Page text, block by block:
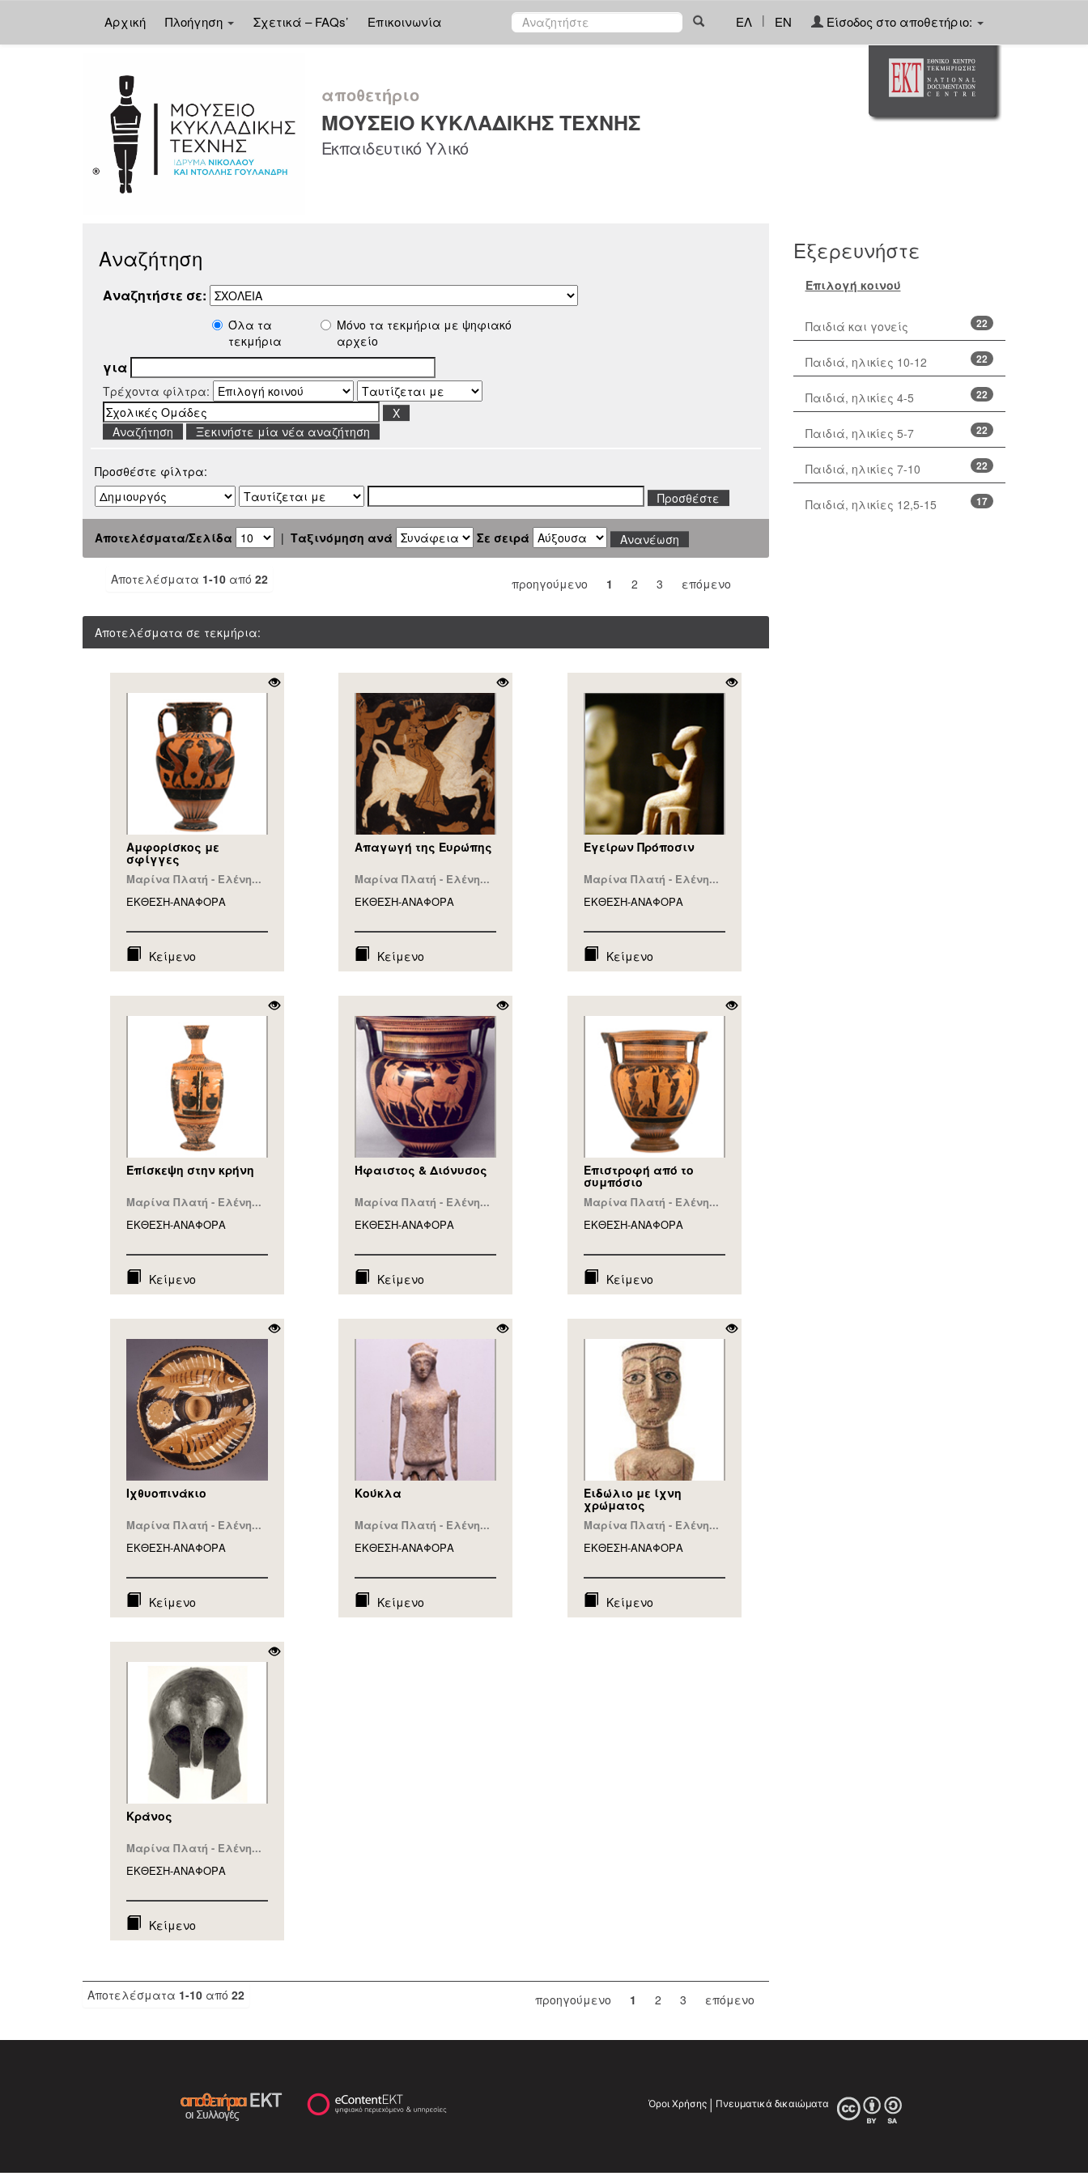
Αρχική Πλοήγηση Σχετικά – FAQs’ Επικοινωνία ΕΛ | EN Είσοδος στο αποθετήριο:
αποθετήριο
ΜΟΥΣΕΙΟ ΚΥΚΛΑΔΙΚΗΣ ΤΕΧΝΗΣ
Εκπαιδευτικό Υλικό
Αναζήτηση
Αναζητήστε σε:
Όλα τα
τεκμήρια
Μόνο τα τεκμήρια με ψηφιακό
αρχείο
για
Τρέχοντα φίλτρα:
Ξεκινήστε μία νέα αναζήτηση
Προσθέστε φίλτρα:
Αποτελέσματα/Σελίδα | Ταξινόμηση ανά Σε σειρά
Αποτελέσματα 1-10 από 22 προηγούμενο 1 2 3 επόμενο
Αποτελέσματα σε τεκμήρια:
Αμφορίσκος με
σφίγγες
Μαρίνα Πλατή - Ελένη...
ΕΚΘΕΣΗ-ΑΝΑΦΟΡA
Κείμενο
Απαγωγή της Ευρώπης
Μαρίνα Πλατή - Ελένη...
ΕΚΘΕΣΗ-ΑΝΑΦΟΡA
Κείμενο
Eγείρων Πρόποσιν
Μαρίνα Πλατή - Ελένη...
ΕΚΘΕΣΗ-ΑΝΑΦΟΡA
Κείμενο
Επίσκεψη στην κρήνη
Μαρίνα Πλατή - Ελένη...
ΕΚΘΕΣΗ-ΑΝΑΦΟΡA
Κείμενο
Ήφαιστος & Διόνυσος
Μαρίνα Πλατή - Ελένη...
ΕΚΘΕΣΗ-ΑΝΑΦΟΡA
Κείμενο
Επιστροφή από το
συμπόσιο
Μαρίνα Πλατή - Ελένη...
ΕΚΘΕΣΗ-ΑΝΑΦΟΡA
Κείμενο
Ιχθυοπινάκιο
Μαρίνα Πλατή - Ελένη...
ΕΚΘΕΣΗ-ΑΝΑΦΟΡA
Κείμενο
Κούκλα
Μαρίνα Πλατή - Ελένη...
ΕΚΘΕΣΗ-ΑΝΑΦΟΡA
Κείμενο
Ειδώλιο με ίχνη
χρώματος
Μαρίνα Πλατή - Ελένη...
ΕΚΘΕΣΗ-ΑΝΑΦΟΡA
Κείμενο
Κράνος
Μαρίνα Πλατή - Ελένη...
ΕΚΘΕΣΗ-ΑΝΑΦΟΡA
Κείμενο
Αποτελέσματα 1-10 από 22 προηγούμενο 1 2 3 επόμενο
Εξερευνήστε
Επιλογή κοινού
22
Παιδιά και γονείς
22
Παιδιά, ηλικίες 10-12
22
Παιδιά, ηλικίες 4-5
22
Παιδιά, ηλικίες 5-7
22
Παιδιά, ηλικίες 7-10
17
Παιδιά, ηλικίες 12,5-15